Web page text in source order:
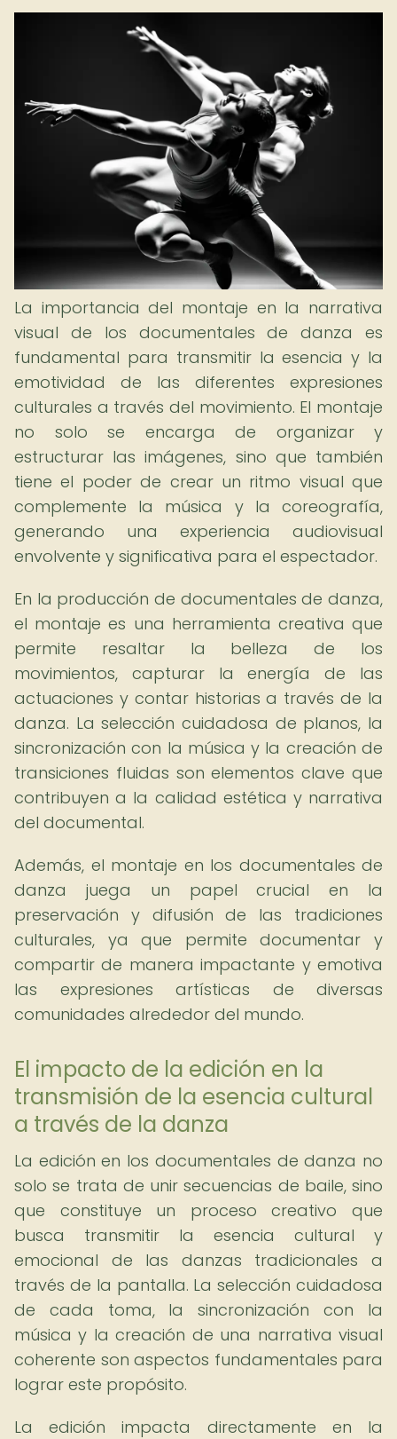
La importancia del montaje en la narrativa
visual de los documentales de danza es
fundamental para transmitir la esencia y la
emotividad de las diferentes expresiones
culturales a través del movimiento. El montaje
no solo se encarga de organizar y
estructurar las imágenes, sino que también
tiene el poder de crear un ritmo visual que
complemente la música y la coreografía,
generando una experiencia audiovisual
envolvente y significativa para el espectador.
En la producción de documentales de danza,
el montaje es una herramienta creativa que
permite resaltar la belleza de los
movimientos, capturar la energía de las
actuaciones y contar historias a través de la
danza. La selección cuidadosa de planos, la
sincronización con la música y la creación de
transiciones fluidas son elementos clave que
contribuyen a la calidad estética y narrativa
del documental.
Además, el montaje en los documentales de
danza juega un papel crucial en la
preservación y difusión de las tradiciones
culturales, ya que permite documentar y
compartir de manera impactante y emotiva
las expresiones artísticas de diversas
comunidades alrededor del mundo.
El impacto de la edición en la
transmisión de la esencia cultural
a través de la danza
La edición en los documentales de danza no
solo se trata de unir secuencias de baile, sino
que constituye un proceso creativo que
busca transmitir la esencia cultural y
emocional de las danzas tradicionales a
través de la pantalla. La selección cuidadosa
de cada toma, la sincronización con la
música y la creación de una narrativa visual
coherente son aspectos fundamentales para
lograr este propósito.
La edición impacta directamente en la